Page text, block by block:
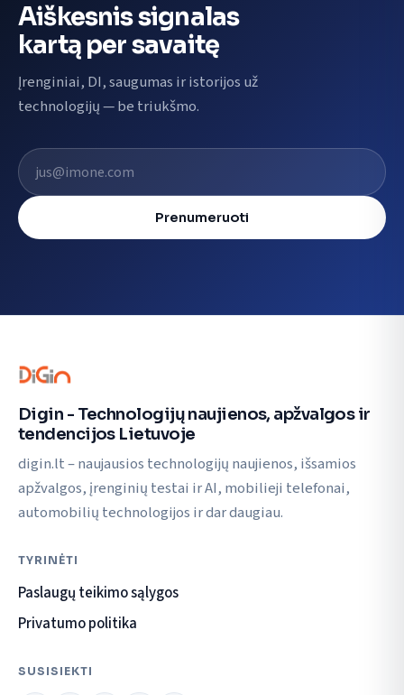
Aiškesnis signalas
kartą per savaitę
Įrenginiai, DI, saugumas ir istorijos už
technologijų — be triukšmo.
El. pašto adresas
Prenumeruoti
Digin - Technologijų naujienos, apžvalgos ir
tendencijos Lietuvoje
digin.lt – naujausios technologijų naujienos, išsamios
apžvalgos, įrenginių testai ir AI, mobilieji telefonai,
automobilių technologijos ir dar daugiau.
TYRINĖTI
Paslaugų teikimo sąlygos
Privatumo politika
SUSISIEKTI